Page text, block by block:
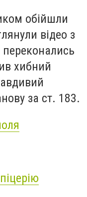
обійшли
відео з
хибний
за ст. 183.